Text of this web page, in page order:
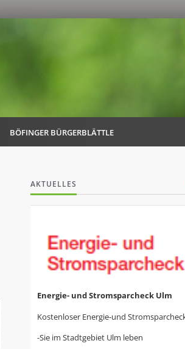
BÖFINGER BÜRGERBLÄTTLE
AKTUELLES
Energie- und Stromsparcheck Ulm
Kostenloser Energie-und
-Sie im Stadtgebiet Ulm leben